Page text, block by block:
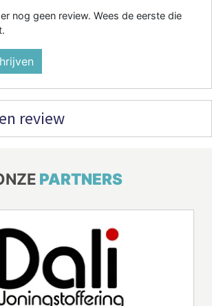
nog geen review. Wees de eerste die
review
PARTNERS